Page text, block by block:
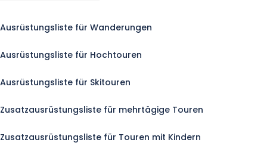
Ausrüstungsliste für Wanderungen
Ausrüstungsliste für Hochtouren
Ausrüstungsliste für Skitouren
Zusatzausrüstungsliste für mehrtägige Touren
Zusatzausrüstungsliste für Touren mit Kindern